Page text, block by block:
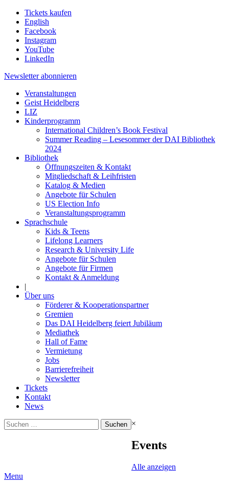
Tickets kaufen
English
Facebook
Instagram
YouTube
LinkedIn
Newsletter abonnieren
Veranstaltungen
Geist Heidelberg
LIZ
Kinderprogramm
International Children’s Book Festival
Summer Reading – Lesesommer der DAI Bibliothek
2024
Bibliothek
Öffnungszeiten & Kontakt
Mitgliedschaft & Leihfristen
Katalog & Medien
Angebote für Schulen
US Election Info
Veranstaltungsprogramm
Sprachschule
Kids & Teens
Lifelong Learners
Research & University Life
Angebote für Schulen
Angebote für Firmen
Kontakt & Anmeldung
|
Über uns
Förderer & Kooperationspartner
Gremien
Das DAI Heidelberg feiert Jubiläum
Mediathek
Hall of Fame
Vermietung
Jobs
Barrierefreiheit
Newsletter
Tickets
Kontakt
News
Suchen
nach:
×
Events
Alle anzeigen
Menu